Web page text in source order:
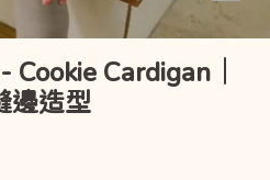
Cookie Cardigan｜
邊造型